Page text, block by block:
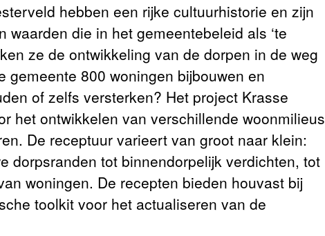
hebben een rijke cultuurhistorie en zijn
die in het gemeentebeleid als ‘te
ze de ontwikkeling van de dorpen in de weg
gemeente 800 woningen bijbouwen en
of zelfs versterken? Het project Krasse
het ontwikkelen van verschillende woonmilieus
De receptuur varieert van groot naar klein:
dorpsranden tot binnendorpelijk verdichten, tot
woningen. De recepten bieden houvast bij
toolkit voor het actualiseren van de